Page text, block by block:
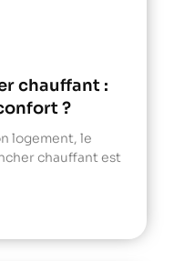
chauffant :
?
logement, le
chauffant est